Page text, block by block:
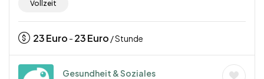
Vollzeit
23Euro - 23Euro / Stunde
Gesundheit & Soziales